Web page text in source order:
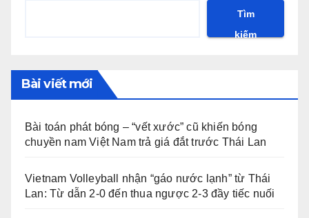
Tìm
kiếm
Bài viết mới
Bài toán phát bóng – “vết xước” cũ khiến bóng
chuyền nam Việt Nam trả giá đắt trước Thái Lan
Vietnam Volleyball nhận “gáo nước lạnh” từ Thái
Lan: Từ dẫn 2-0 đến thua ngược 2-3 đầy tiếc nuối